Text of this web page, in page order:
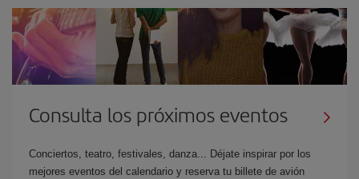
Consulta los próximos eventos
Conciertos, teatro, festivales, danza... Déjate inspirar por los
mejores eventos del calendario y reserva tu billete de avión